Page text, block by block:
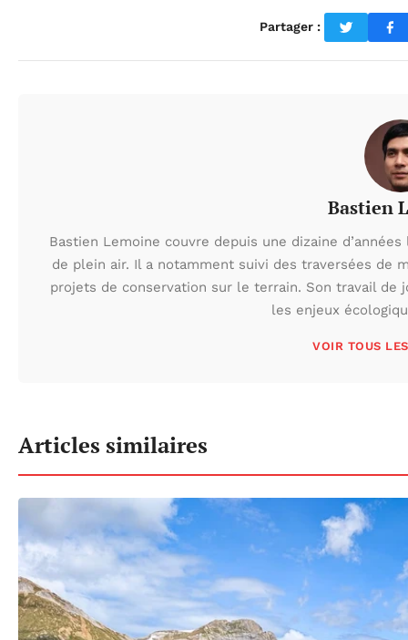
Partager :
Bastien
Bastien Lemoine couvre depuis une dizaine
de plein air. Il a notamment suivi des traversées de
projets de conservation sur le terrain. Son travail de
les enjeux
VOIR TOUS
Articles similaires